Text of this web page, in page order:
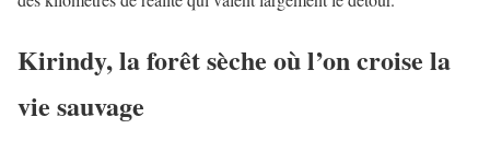
Kirindy, la forêt sèche où l’on croise la
vie sauvage